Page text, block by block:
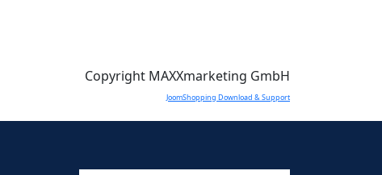
Copyright MAXXmarketing GmbH
JoomShopping Download & Support